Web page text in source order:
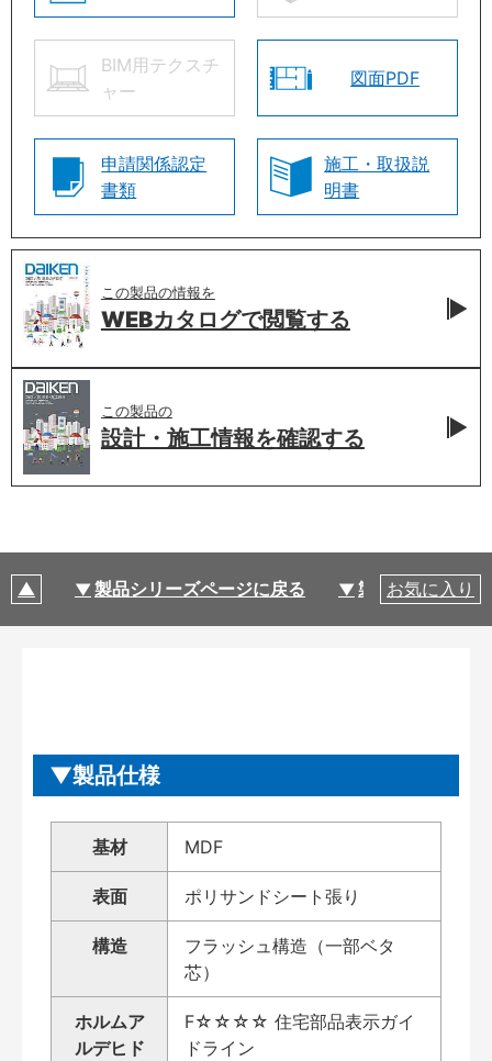
BIM用テクスチ
ャー
図面PDF
申請関係認定
書類
施工・取扱説
明書
この製品の情報を
WEBカタログで閲覧する
この製品の
設計・施工情報を確認する
製品シリーズページに戻る 製品仕様
お気に入り
製品仕様
基材 MDF
表面 ポリサンドシート張り
構造
フラッシュ構造（一部ベタ
芯）
ホルムア
ルデヒド
F☆☆☆☆ 住宅部品表示ガイ
ドライン